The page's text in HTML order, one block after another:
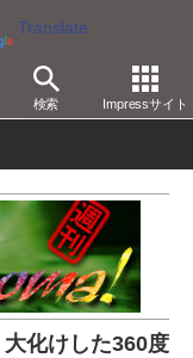
Translate
検索 Impressサイト
化けした360度